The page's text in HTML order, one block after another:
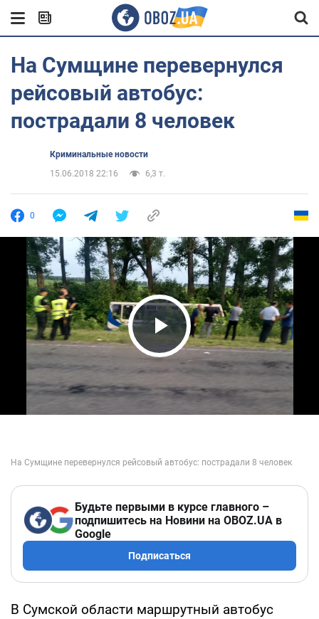
На Сумщине перевернулся
рейсовый автобус:
пострадали 8 человек
Криминальные новости
15.06.2018 22:16
6,3 т.
0
Play Video
Будьте первыми в курсе главного –
подпишитесь на Новини на OBOZ.UA в
Google
Подписаться
В Сумской области маршрутный автобус